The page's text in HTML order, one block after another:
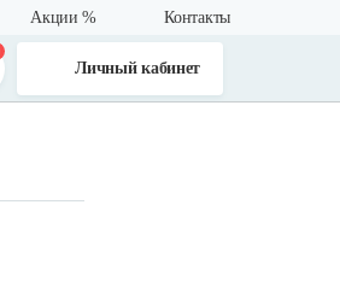
Акции % Контакты
Личный кабинет